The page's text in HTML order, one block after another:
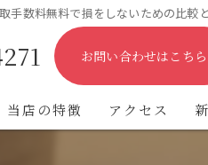
手数料無料で損をしないための比較
お問い合わせはこちら
当店の特徴 アクセス